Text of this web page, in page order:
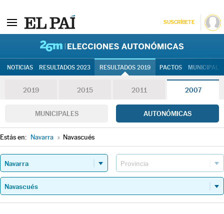
SUSCRÍBETE
NOTICIAS RESULTADOS 2023 RESULTADOS 2019 PACTOS
2019 2015 2011 2007
MUNICIPALES AUTONÓMICAS
Estás en: Navarra » Navascués